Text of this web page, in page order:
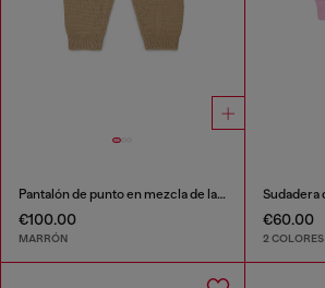
Pantalón de punto en mezcla de lana
€100.00
MARRÓN
€60.00
2 COLORES